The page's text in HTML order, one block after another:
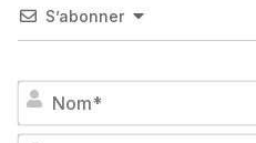
S’abonner